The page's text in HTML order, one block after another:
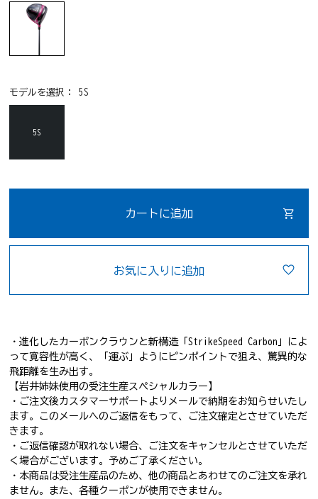
モデルを選択：5S
5S
カートに追加
お気に入りに追加
・進化したカーボンクラウンと新構造「StrikeSpeed Carbon」によ
って寛容性が高く、「運ぶ」ようにピンポイントで狙え、驚異的な
飛距離を生み出す。
【岩井姉妹使用の受注生産スペシャルカラー】
・ご注文後カスタマーサポートよりメールで納期をお知らせいたし
ます。このメールへのご返信をもって、ご注文確定とさせていただ
きます。
・ご返信確認が取れない場合、ご注文をキャンセルとさせていただ
く場合がございます。予めご了承ください。
・本商品は受注生産品のため、他の商品とあわせてのご注文を承れ
ません。また、各種クーポンが使用できません。